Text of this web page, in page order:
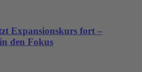
Expansionskurs fort –
den Fokus